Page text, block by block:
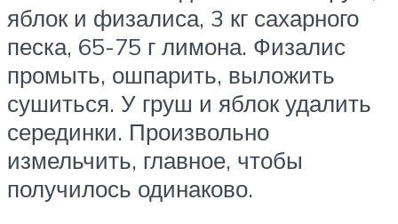
яблок и физалиса, 3 кг сахарного
песка, 65-75 г лимона. Физалис
промыть, ошпарить, выложить
сушиться. У груш и яблок удалить
серединки. Произвольно
измельчить, главное, чтобы
получилось одинаково.